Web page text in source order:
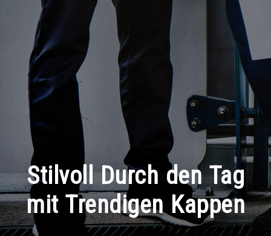
Stilvoll Durch den Tag
mit Trendigen Kappen